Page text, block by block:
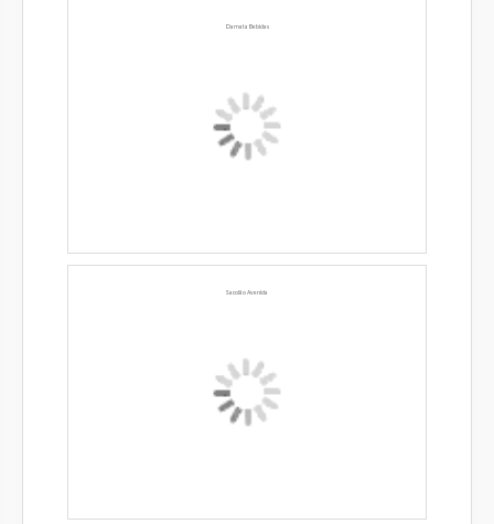
Damata Bebidas
Sacolão Avenida